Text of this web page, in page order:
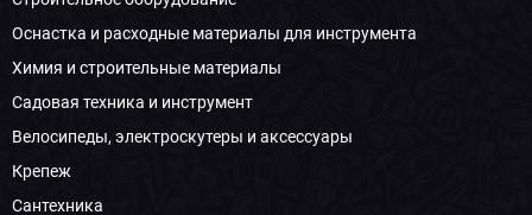
Оснастка и расходные материалы для инструмента
Химия и строительные материалы
Садовая техника и инструмент
Велосипеды, электроскутеры и аксессуары
Крепеж
Сантехника